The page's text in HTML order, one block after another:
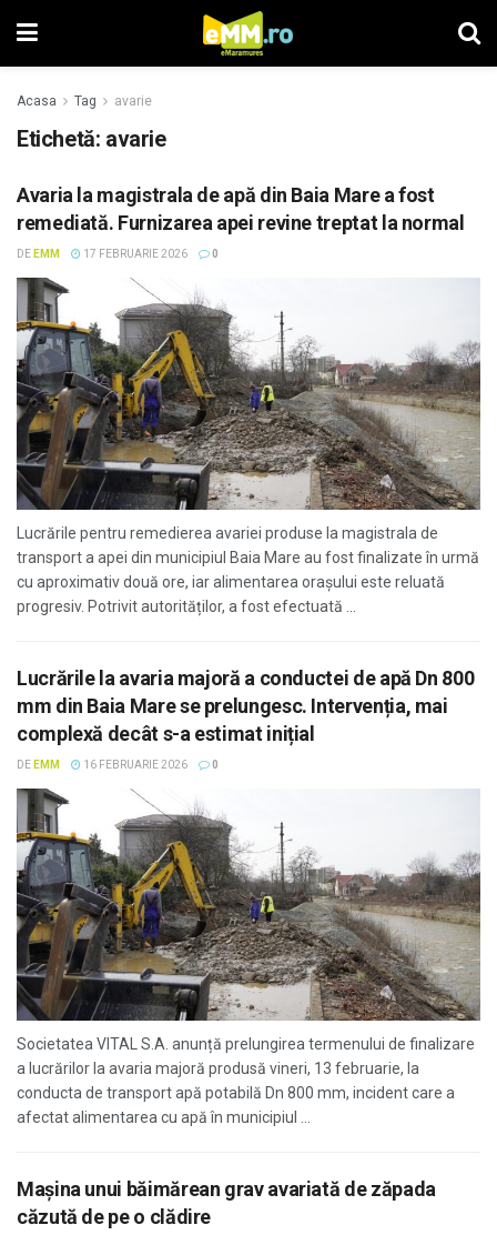
Acasa Tag avarie
Etichetă: avarie
Avaria la magistrala de apă din Baia Mare a fost
remediată. Furnizarea apei revine treptat la normal
DE EMM 17 FEBRUARIE 2026 0
Lucrările pentru remedierea avariei produse la magistrala de
transport a apei din municipiul Baia Mare au fost finalizate în urmă
cu aproximativ două ore, iar alimentarea orașului este reluată
progresiv. Potrivit autorităților, a fost efectuată ...
Lucrările la avaria majoră a conductei de apă Dn 800
mm din Baia Mare se prelungesc. Intervenția, mai
complexă decât s-a estimat inițial
DE EMM 16 FEBRUARIE 2026 0
Societatea VITAL S.A. anunță prelungirea termenului de finalizare
a lucrărilor la avaria majoră produsă vineri, 13 februarie, la
conducta de transport apă potabilă Dn 800 mm, incident care a
afectat alimentarea cu apă în municipiul ...
Mașina unui băimărean grav avariată de zăpada
căzută de pe o clădire